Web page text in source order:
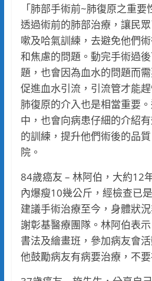
「肺部手術前~肺復原之重
透過術前的肺部治療，讓民
嗽及哈氣訓練，去避免他們
和焦慮的問題。動完手術過
題，也會因為血水的問題而
促進血水引流，引流管才能
肺復原的介入也是相當重要
中，也會向病患仔細的介紹
的訓練，提升他們術後的品
院。
84歲癌友 – 林阿伯，大約12
內爆瘦10幾公斤，經檢查已
建議手術治療至今，身體狀
謝彰基醫療團隊。林阿伯表
書法及繪畫班，參加病友會
他鼓勵病友有病要治療，不